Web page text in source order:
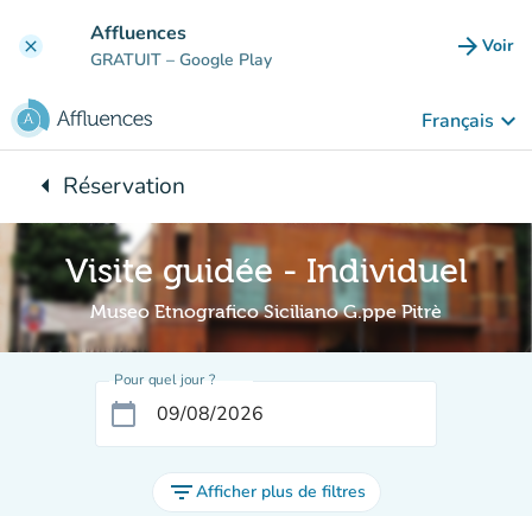
clear Affluences
GRATUIT – Google Play arrow_forward Voir
Français keyboard_arrow_down
arrow_leftRetour à :
Réservation
Visite guidée - Individuel
Museo Etnografico Siciliano G.ppe Pitrè
Pour quel jour ?
calendar_today
filter_listAfficher plus de filtres